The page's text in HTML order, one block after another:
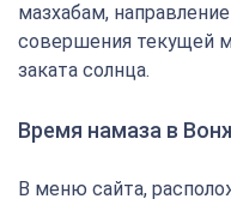
мазхабам,
совершения текущей
заката солнца.
Время намаза в
В меню сайта,